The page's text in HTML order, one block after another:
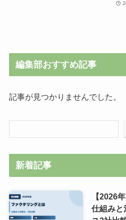
編集部おすすめ記事
記事が見つかりませんでした。
新着記事
【2026
仕組みと